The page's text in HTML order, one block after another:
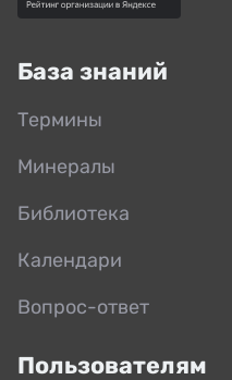
База знаний
Термины
Минералы
Библиотека
Календари
Вопрос-ответ
Пользователям